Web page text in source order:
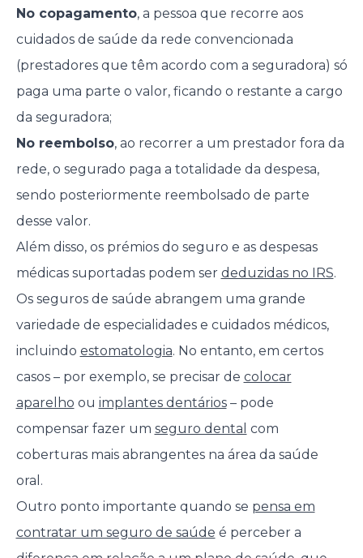
No copagamento, a pessoa que recorre aos
cuidados de saúde da rede convencionada
(prestadores que têm acordo com a seguradora) só
paga uma parte o valor, ficando o restante a cargo
da seguradora;
No reembolso, ao recorrer a um prestador fora da
rede, o segurado paga a totalidade da despesa,
sendo posteriormente reembolsado de parte
desse valor.
Além disso, os prémios do seguro e as despesas
médicas suportadas podem ser deduzidas no IRS.
Os seguros de saúde abrangem uma grande
variedade de especialidades e cuidados médicos,
incluindo estomatologia. No entanto, em certos
casos – por exemplo, se precisar de colocar
aparelho ou implantes dentários– pode
compensar fazer um seguro dental com
coberturas mais abrangentes na área da saúde
oral.
Outro ponto importante quando se pensa em
contratar um seguro de saúde é perceber a